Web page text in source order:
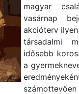
magyar
vasárnap
akcióterv
társadalmi
idősebb
a